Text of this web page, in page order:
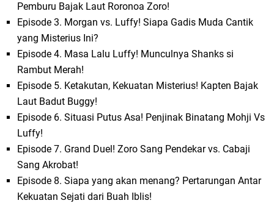
Pemburu Bajak Laut Roronoa Zoro!
Episode 3. Morgan vs. Luffy! Siapa Gadis Muda Cantik
yang Misterius Ini?
Episode 4. Masa Lalu Luffy! Munculnya Shanks si
Rambut Merah!
Episode 5. Ketakutan, Kekuatan Misterius! Kapten Bajak
Laut Badut Buggy!
Episode 6. Situasi Putus Asa! Penjinak Binatang Mohji Vs
Luffy!
Episode 7. Grand Duel! Zoro Sang Pendekar vs. Cabaji
Sang Akrobat!
Episode 8. Siapa yang akan menang? Pertarungan Antar
Kekuatan Sejati dari Buah Iblis!